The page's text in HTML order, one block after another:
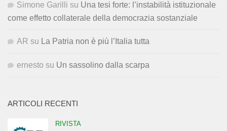
Simone Garilli su Una tesi forte: l’instabilità istituzionale
come effetto collaterale della democrazia sostanziale
AR su La Patria non è più l’Italia tutta
ernesto su Un sassolino dalla scarpa
ARTICOLI RECENTI
RIVISTA